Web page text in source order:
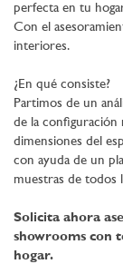
perfecta en tu
Con el
interiores.
¿En qué consiste?
Partimos de un
de la configuración
dimensiones del
con ayuda de un
muestras de todos
Solicita ahora
showrooms con
hogar.